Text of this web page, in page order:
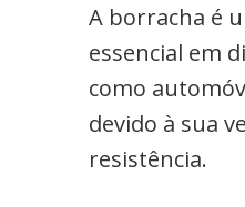
A borracha é
essencial em
como
devido à sua
resistência.